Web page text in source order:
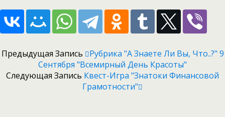
Предыдущая Запись
Рубрика "А Знаете Ли Вы, Что..?" 9
Сентября "Всемирный День Красоты"
Следующая Запись Квест-Игра "Знатоки Финансовой
Грамотности"